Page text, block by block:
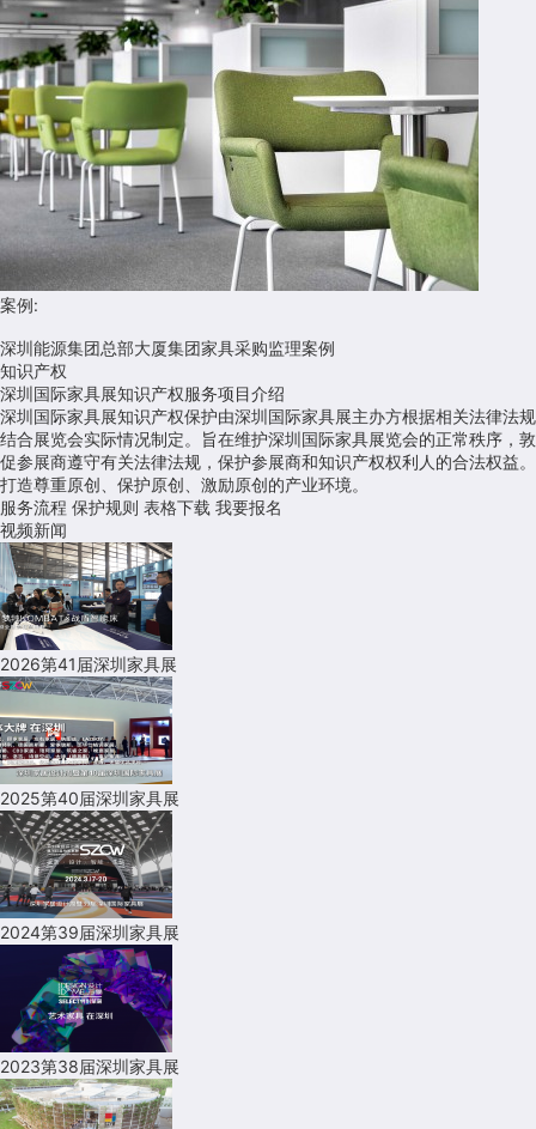
案例:
深圳能源集团总部大厦集团家具采购监理案例
知识产权
深圳国际家具展知识产权服务项目介绍
深圳国际家具展知识产权保护由深圳国际家具展主办方根据相关法律法规
结合展览会实际情况制定。旨在维护深圳国际家具展览会的正常秩序，敦
促参展商遵守有关法律法规，保护参展商和知识产权权利人的合法权益。
打造尊重原创、保护原创、激励原创的产业环境。
服务流程 保护规则 表格下载 我要报名
视频新闻
2026第41届深圳家具展
2025第40届深圳家具展
2024第39届深圳家具展
2023第38届深圳家具展